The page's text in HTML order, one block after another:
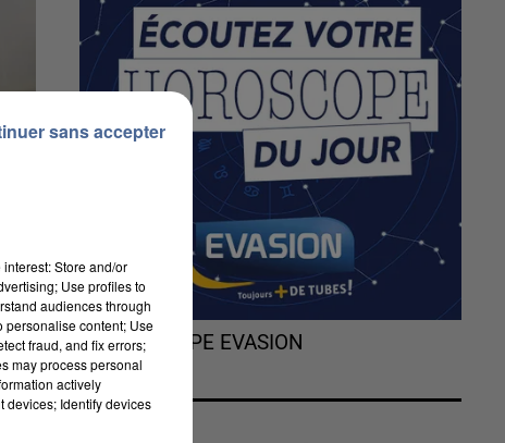
L'HOROSCOPE EVASION
Store and/or
Use profiles to
audiences through
personalise content; Use
fraud, and fix errors;
may process personal
actively
devices; Identify devices
sans accepter